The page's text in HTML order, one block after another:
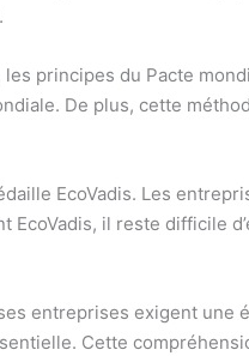
principes du Pacte
De plus, cette
EcoVadis. Les
EcoVadis, il reste difficile
entreprises exigent une
Cette